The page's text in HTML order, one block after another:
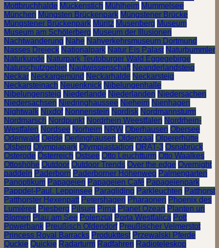
Mottbruchhalde Mückenstich Mühlheim Mummelsee
München Müngsten Brückenpark Müngstener Brücke
Müngstener Brückenpark Müritz Musenberg Museum
Museum am Schölerberg Museum der Illusionen
Nachtwanderung Nahe Nahverkehrsmuseum Dortmund
Nasses Dreieck Nationalpark Natur Eis Palast Naturbummler
Naturkunde Naturpark Teutoburger Wald Eggegebirge
Naturschutzgebiet Nautwissenschaft Neanderlandsteig
Neckar Neckargemünd Neckarhalde Neckarsteig
Neckarsteinach Neuenknick Nibelungenhalle
Nibelungensteig Niederlande Niederlanden Niedersachen
Niedersachsen Niedringhaussee Nieheim Nienhagen
Nightwalk Nixdof Nonnenstein Nordisk Nordmannsturm
Nordmarsch Nordpunkt Nordrhein Weestfalen Nordrhein-
Westfalen Nordsee Norheim NRW Oberhausen Obersee
Odenwald Oelde Oerlinghausen Oldenzaal Olpererhütte
Olsberg Olympiapark Olympiastadion ORAT-3 Osnabrück
Osterode Österreich Ostsee Otto Leuchtturm Otto Waalkes
Ottoshöhe Outdoor Outdoor Trends Over the edge Overnight
paddeln Paderborn Paderborner Höhenweg Palmengarten
Panoptikum Papageien Papageien Café Papageienpark
Pappdel-Paul. Leppinsee Paragliding Parkleuchten Patthorst
Patthorster Hexenpatt Petershagen Pharaonen Phoenix des
Lumières Piesberg Pilsum Pirna Planet Ozean Planten un
Blomen Plau am See Polenztal Porta Westfalica Pott
Powerbank Preußisch Oldendorf Preußischer Velmerstot
Princess Royal Barracks Produkttest Przewalski Pferde
Quckie Quickie Radarturm Radfahren Radioteleskop